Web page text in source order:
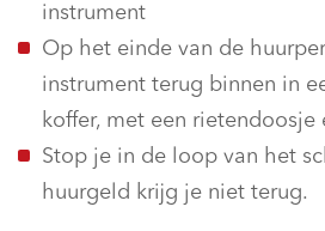
instrument
Op het einde van de
instrument terug binnen in
koffer, met een rietendoosje
Stop je in de loop van het
huurgeld krijg je niet terug.